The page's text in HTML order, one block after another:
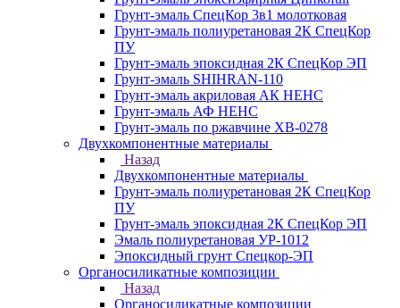
Грунт-эмаль СпецКор 3в1 молотковая
Грунт-эмаль полиуретановая 2К СпецКор
ПУ
Грунт-эмаль эпоксидная 2К СпецКор ЭП
Грунт-эмаль SHIHRAN-110
Грунт-эмаль акриловая АК НЕНС
Грунт-эмаль АФ НЕНС
Грунт-эмаль по ржавчине ХВ-0278
Двухкомпонентные материалы
Назад
Двухкомпонентные материалы
Грунт-эмаль полиуретановая 2К СпецКор
ПУ
Грунт-эмаль эпоксидная 2К СпецКор ЭП
Эмаль полиуретановая УР-1012
Эпоксидный грунт Спецкор-ЭП
Органосиликатные композиции
Назад
Органосиликатные композиции